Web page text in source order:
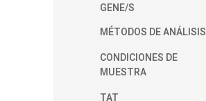
GENE/S
MÉTODOS DE ANÁLISIS
CONDICIONES DE
MUESTRA
TAT